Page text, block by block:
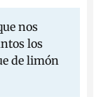
nos
los
de limón